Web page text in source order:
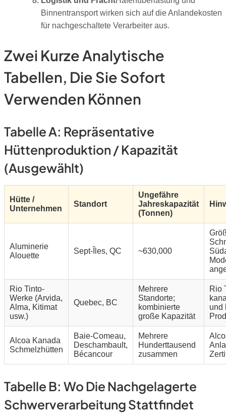
Binnentransport wirken sich auf die Anlandekosten
für nachgeschaltete Verarbeiter aus.
Zwei Kurze Analytische
Tabellen, Die Sie Sofort
Verwenden Können
Tabelle A: Repräsentative
Hüttenproduktion / Kapazität
(ausgewählt)
Hütte /
Unternehmen
Standort
Ungefähre
Jahreskapazität
(Tonnen)
Aluminerie
Alouette
Sept-Îles, QC ~630,000
Rio Tinto-
Werke (Arvida,
Alma, Kitimat
usw.)
Quebec, BC
Mehrere
Standorte;
kombinierte
große Kapazität
Rio
und
Alcoa Kanada
Schmelzhütten
Baie-Comeau,
Deschambault,
Bécancour
Mehrere
Hunderttausend
zusammen
Tabelle B: Wo Die Nachgelagerte
Schwerverarbeitung Stattfindet